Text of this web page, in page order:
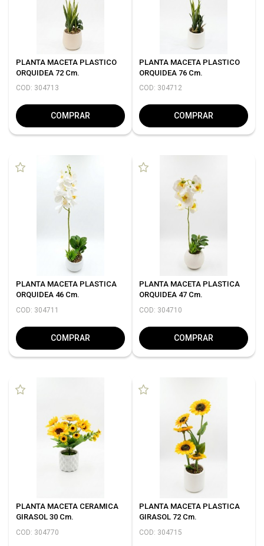
PLANTA MACETA PLASTICO
ORQUIDEA 72 Cm.
COD: 304713
COMPRAR
PLANTA MACETA PLASTICO
ORQUIDEA 76 Cm.
COD: 304712
COMPRAR
PLANTA MACETA PLASTICA
ORQUIDEA 46 Cm.
COD: 304711
COMPRAR
PLANTA MACETA PLASTICA
ORQUIDEA 47 Cm.
COD: 304710
COMPRAR
PLANTA MACETA CERAMICA
GIRASOL 30 Cm.
COD: 304770
PLANTA MACETA PLASTICA
GIRASOL 72 Cm.
COD: 304715